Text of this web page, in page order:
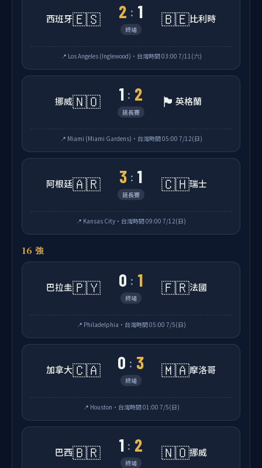
西班牙🇪🇸 2 : 1
終場
🇧🇪比利時
📍 Los Angeles (Inglewood)・台灣時間 03:00 7/11(六)
挪威🇳🇴 1 : 2
延長賽
🏴󠁧󠁢󠁥󠁮󠁧󠁿 英格蘭
📍 Miami (Miami Gardens)・台灣時間 05:00 7/12(日)
阿根廷🇦🇷 3 : 1
延長賽
🇨🇭瑞士
📍 Kansas City・台灣時間 09:00 7/12(日)
16 強
巴拉圭🇵🇾 0 : 1
終場
🇫🇷法國
📍 Philadelphia・台灣時間 05:00 7/5(日)
加拿大🇨🇦 0 : 3
終場
🇲🇦摩洛哥
📍 Houston・台灣時間 01:00 7/5(日)
巴西🇧🇷 1 : 2
終場
🇳🇴挪威